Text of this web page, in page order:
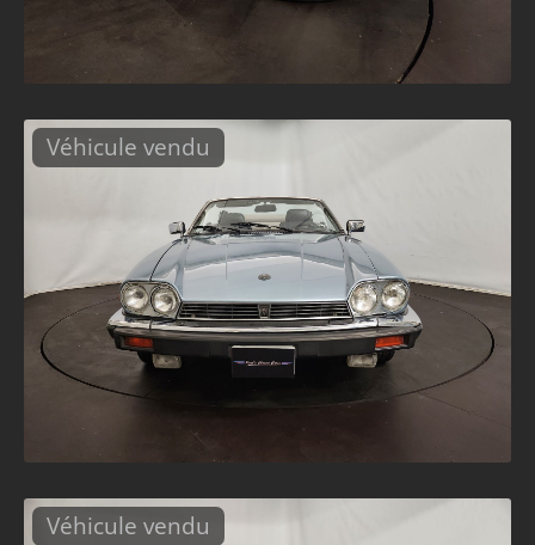
Véhicule vendu
Véhicule vendu